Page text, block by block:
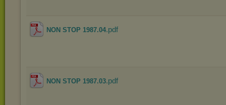
NON STOP 1987.04.pdf
NON STOP 1987.03.pdf